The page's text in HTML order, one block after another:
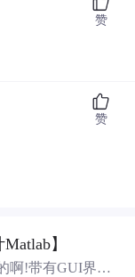
赞
赞
】
啊!带有GUI界